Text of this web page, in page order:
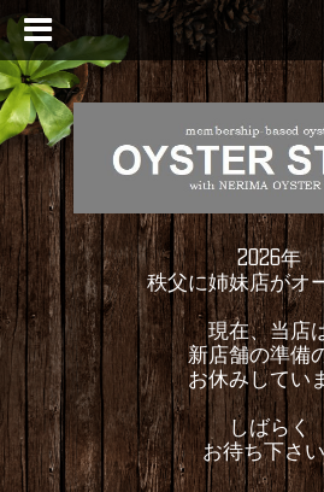
2026年
秩父に姉妹店がオ
現在、当店
新店舗の準備
お休みしてい
しばらく
お待ち下さ